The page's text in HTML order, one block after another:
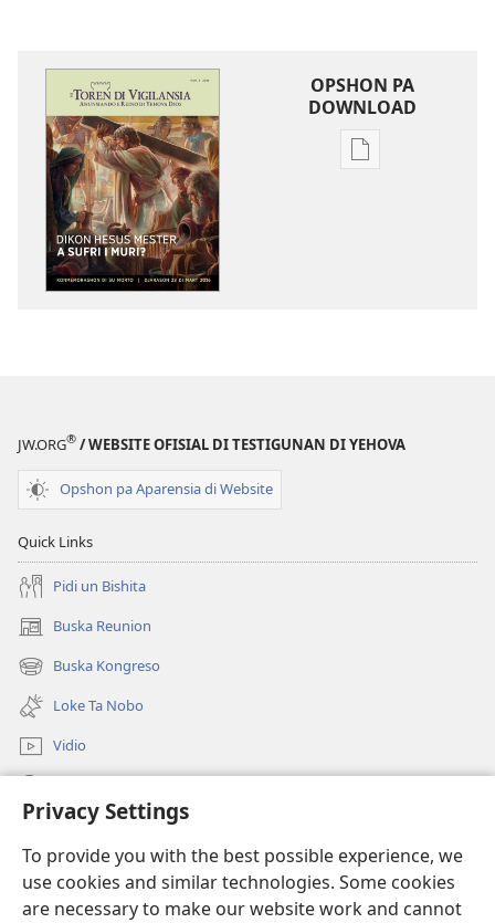
Privacy Settings
To provide you with the best possible experience, we
use cookies and similar technologies. Some cookies
are necessary to make our website work and cannot
OPSHON PA
DOWNLOAD
Opshon
A
JW.ORG® / WEBSITE OFISIAL DI TESTIGUNAN DI YEHOVA
Opshon pa Aparensia di Website
Quick Links
Pidi un Bishita
Buska Reunion
(opens
new
window)
Buska Kongreso
(opens
new
window)
Loke Ta Nobo
Vidio
(opens
window)BIBLIOTEKA ONLINE Watchtower™
(opens